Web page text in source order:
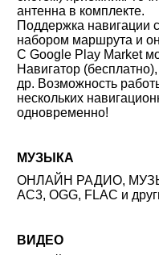
антенна в комплекте.
Поддержка навигации
набором маршрута и
С Google Play Market
Навигатор
др. Возможность
нескольких
одновременно!
МУЗЫКА
ОНЛАЙН РАДИО,
AC3, OGG, FLAC и
ВИДЕО